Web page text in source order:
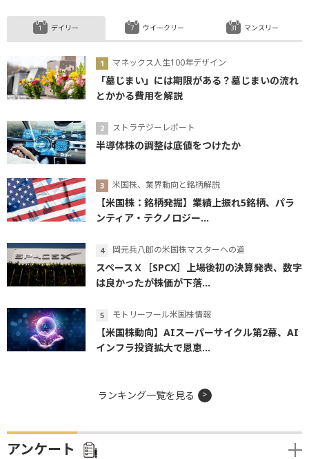
デイリー
マネックス人生100年デザイン
「墓じまい」には期限がある？墓じまいの流れ
とかかる費用を解説
ストラテジーレポート
半導体株の調整は底値をつけたか
米国株、業界動向と銘柄解説
【米国株：銘柄発掘】業績上振れ5銘柄、パラ
ンティア・テクノロジー...
岡元兵八郎の米国株マスターへの道
スペースＸ［SPCX］上場後初の決算発表、数字
は良かったが株価が下落...
モトリーフール米国株情報
【米国株動向】AIスーパーサイクル第2幕、AI
インフラ投資拡大で恩恵...
ウイークリー マンスリー
ランキング一覧を見る
アンケート